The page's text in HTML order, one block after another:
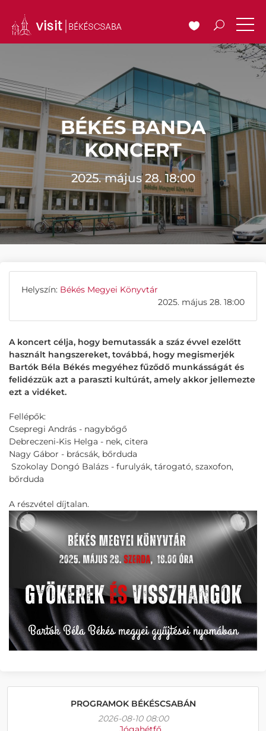
BÉKÉS BANDA
KONCERT
2025. május 28. 18:00
Helyszín: Békés Megyei Könyvtár
2025. május 28. 18:00
A koncert célja, hogy bemutassák a száz évvel ezelőtt
használt hangszereket, továbbá, hogy megismerjék
Bartók Béla Békés megyéhez fűződő munkásságát és
felidézzük azt a paraszti kultúrát, amely akkor jellemezte
ezt a vidéket.
Fellépők:
Csepregi András - nagybőgő
Debreczeni-Kis Helga - nek, citera
Nagy Gábor - brácsák, bőrduda
Szokolay Dongó Balázs - furulyák, tárogató, szaxofon,
bőrduda
A részvétel díjtalan.
PROGRAMOK BÉKÉSCSABÁN
2026-08-10 08:00